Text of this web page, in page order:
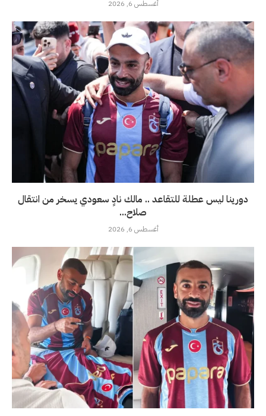
أغسطس 6, 2026
دورينا ليس عطلة للتقاعد .. مالك نادٍ سعودي يسخر من انتقال
صلاح...
أغسطس 6, 2026